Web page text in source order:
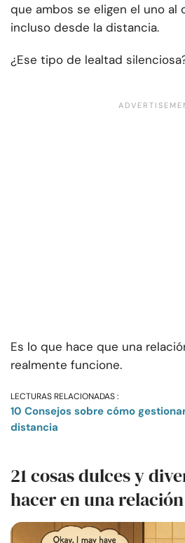
que ambos se eligen el uno al
incluso desde la distancia.
¿Ese tipo de lealtad
Es lo que hace que una
realmente funcione.
LECTURAS RELACIONADAS :
10 Consejos sobre cómo
distancia
21 cosas dulces y
hacer en una